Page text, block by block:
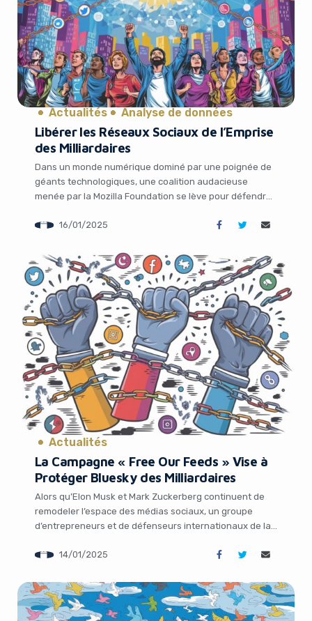
Actualités Analyse de données
Libérer les Réseaux Sociaux de l’Emprise
des Milliardaires
Dans un monde numérique dominé par une poignée de
géants technologiques, une coalition audacieuse
menée par la Mozilla Foundation se lève pour défendre
Our Feeds », cette campagne ambitieuse vise à bâtir
protocole AT, une technologie open-source
prometteuse qui pourrait révolutionner notre façon […]
16/01/2025
Actualités
La Campagne « Free Our Feeds » Vise à
Protéger Bluesky des Milliardaires
Alors qu’Elon Musk et Mark Zuckerberg continuent de
remodeler l’espace des médias sociaux, un groupe
d’entrepreneurs et de défenseurs internationaux de la
les médias sociaux du contrôle et de l’influence des
but de protéger la technologie sous-jacente de Bluesky,
[…]
14/01/2025
It looks like you're
using an ad-blocker!
Yes, I will turn off Ad-Blocker
No Thanks